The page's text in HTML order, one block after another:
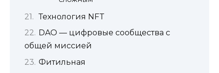
Технология NFT
DAO — цифровые сообщества с
общей миссией
Фитильная